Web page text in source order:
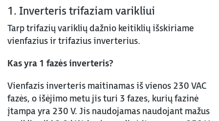
1. Inverteris trifaziam varikliui
Tarp trifazių variklių dažnio keitiklių išskiriame
vienfazius ir trifazius inverterius.
Kas yra 1 fazės inverteris?
Vienfazis inverteris maitinamas iš vienos 230 VAC
fazės, o išėjimo metu jis turi 3 fazes, kurių fazinė
įtampa yra 230 V. Jis naudojamas naudojant mažus